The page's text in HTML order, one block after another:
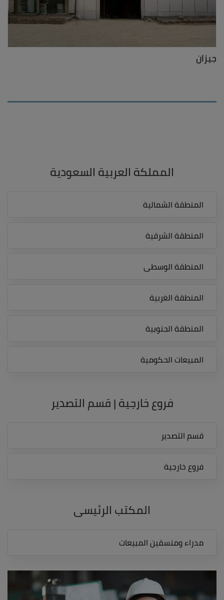
جيزان
المملكة العربية السعودية
المنطقة الشمالية
المنطقة الشرقية
المنطقة الوسطى
المنطقة الغربية
المنطقة الجنوبية
المبيعات الحكومية
فروع خارجية | قسم التصدير
قسم التصدير
فروع خارجية
المكتب الرئيسي
مدراء ومنسقين المبيعات